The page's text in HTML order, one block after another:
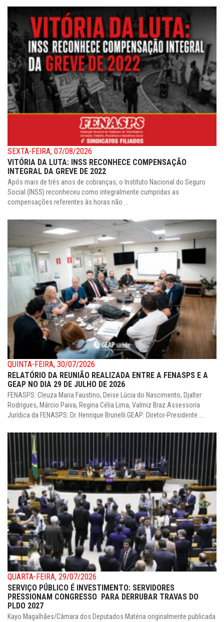
SEXTA-FEIRA, 07/08/2026
VITÓRIA DA LUTA: INSS RECONHECE COMPENSAÇÃO
INTEGRAL DA GREVE DE 2022
Após mais de três anos de cobranças, o Instituto Nacional do Seguro
Social (INSS) reconheceu como integralmente cumpridas as
compensações referentes às horas não ...
QUINTA-FEIRA, 30/07/2026
RELATÓRIO DA REUNIÃO REALIZADA ENTRE A FENASPS E A
GEAP NO DIA 29 DE JULHO DE 2026
FENASPS: Cleuza Maria Faustino, Deise Lúcia do Nascimento, Djalter
Rodrigues, Márcio Paiva, Regina Célia Lima, Valmiz Braz.Assessoria
Jurídica da FENASPS: Dr. Henrique Brunelli.GEAP: Diretor-Presidente ...
QUARTA-FEIRA, 29/07/2026
SERVIÇO PÚBLICO É INVESTIMENTO: SERVIDORES
PRESSIONAM CONGRESSO PARA DERRUBAR TRAVAS DO
PLDO 2027
Kayo Magalhães/Câmara dos Deputados Matéria originalmente publicada